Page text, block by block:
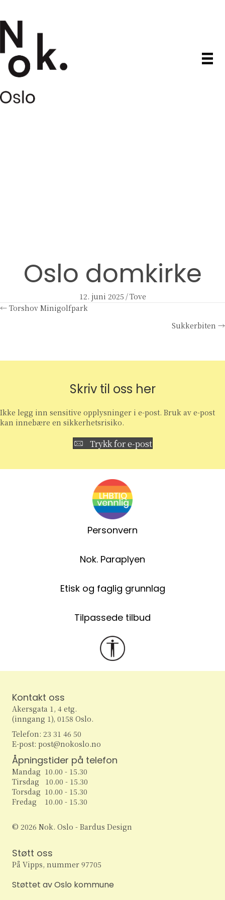
Oslo domkirke
12. juni 2025 /Tove
Posts
← Torshov Minigolfpark
Sukkerbiten →
Skriv til oss her
Ikke legg inn sensitive opplysninger i e-post. Bruk av e-post
kan innebære en sikkerhetsrisiko.
Trykk for e-post
Personvern
Nok. Paraplyen
Etisk og faglig grunnlag
Tilpassede tilbud
Kontakt oss
Akersgata 1, 4 etg.
(inngang 1), 0158 Oslo.
Telefon: 23 31 46 50
E-post: post@nokoslo.no
Åpningstider på telefon
Mandag 10.00 - 15.30
Tirsdag 10.00 - 15.30
Torsdag 10.00 - 15.30
Fredag 10.00 - 15.30
© 2026 Nok. Oslo - Bardus Design
Støtt oss
På Vipps, nummer 97705
Støttet av Oslo kommune